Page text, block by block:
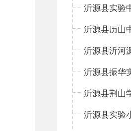
沂源县实验
沂源县历山
沂源县荆山
沂源县实验